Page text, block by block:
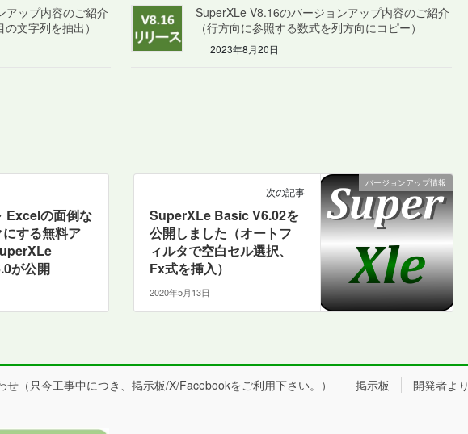
アップ内容のご紹介
文字列を抽出）
SuperXLe V8.16のバージョンアップ内容のご紹介
（行方向に参照する数式を列方向にコピー）
2023年8月20日
Excelの面倒な
する無料ア
が公開
バージョンアップ情報
次の記事
SuperXLe Basic V6.02を
公開しました（オートフ
ィルタで空白セル選択、
Fx式を挿入）
2020年5月13日
せ（只今工事中につき、掲示板/X/Facebookをご利用下さい。） 掲示板 開発者より